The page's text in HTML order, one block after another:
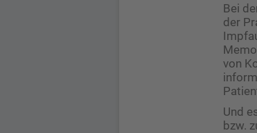
Bei
der
von
Und
bzw.